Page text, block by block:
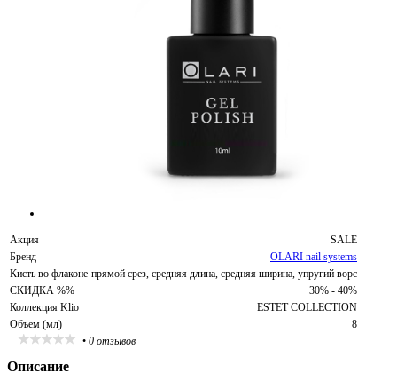
Акция
SALE
Бренд
OLARI nail systems
Кисть во флаконе прямой срез, средняя длина, средняя ширина, упругий ворс
СКИДКА %%
30% - 40%
Коллекция Klio
ESTET COLLECTION
Объем (мл)
8
• 0 отзывов
Описание